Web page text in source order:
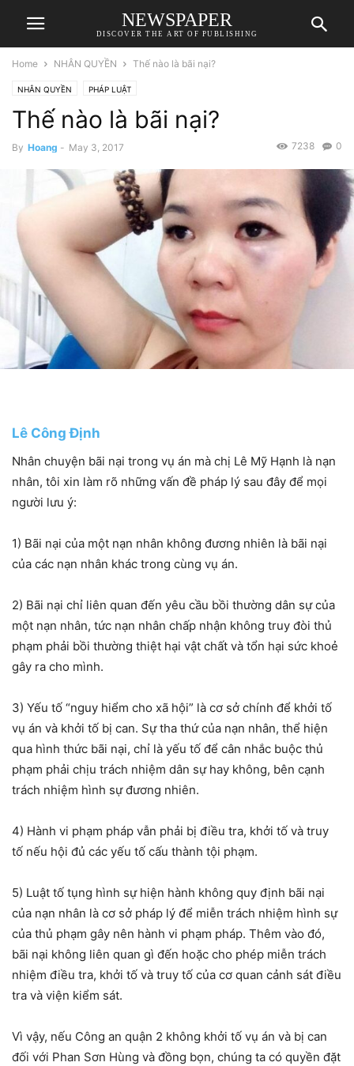
NEWSPAPER
DISCOVER THE ART OF PUBLISHING
Home NHÂN QUYỀN Thế nào là bãi nại?
NHÂN QUYỀN PHÁP LUẬT
Thế nào là bãi nại?
By Hoang - May 3, 2017 0
7238
Lê Công Định
Nhân chuyện bãi nại trong vụ án mà chị Lê Mỹ Hạnh là nạn
nhân, tôi xin làm rõ những vấn đề pháp lý sau đây để mọi
người lưu ý:
1) Bãi nại của một nạn nhân không đương nhiên là bãi nại
của các nạn nhân khác trong cùng vụ án.
2) Bãi nại chỉ liên quan đến yêu cầu bồi thường dân sự của
một nạn nhân, tức nạn nhân chấp nhận không truy đòi thủ
phạm phải bồi thường thiệt hại vật chất và tổn hại sức khoẻ
gây ra cho mình.
3) Yếu tố “nguy hiểm cho xã hội” là cơ sở chính để khởi tố
vụ án và khởi tố bị can. Sự tha thứ của nạn nhân, thể hiện
qua hình thức bãi nại, chỉ là yếu tố để cân nhắc buộc thủ
phạm phải chịu trách nhiệm dân sự hay không, bên cạnh
trách nhiệm hình sự đương nhiên.
4) Hành vi phạm pháp vẫn phải bị điều tra, khởi tố và truy
tố nếu hội đủ các yếu tố cấu thành tội phạm.
5) Luật tố tụng hình sự hiện hành không quy định bãi nại
của nạn nhân là cơ sở pháp lý để miễn trách nhiệm hình sự
của thủ phạm gây nên hành vi phạm pháp. Thêm vào đó,
bãi nại không liên quan gì đến hoặc cho phép miễn trách
nhiệm điều tra, khởi tố và truy tố của cơ quan cảnh sát điều
tra và viện kiểm sát.
Vì vậy, nếu Công an quận 2 không khởi tố vụ án và bị can
đối với Phan Sơn Hùng và đồng bọn, chúng ta có quyền đặt